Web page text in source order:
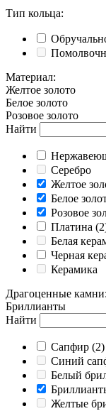
Тип кольца:
Материал:
Желтое золото
Белое золото
Розовое золото
Найти
Серебро
Желтое
Белое
Розовое
Платина
Белая
Черная
Керамика
Драгоценные камни:
Бриллианты
Найти
Cапфир (2)
Cиний
Белый
Желтые